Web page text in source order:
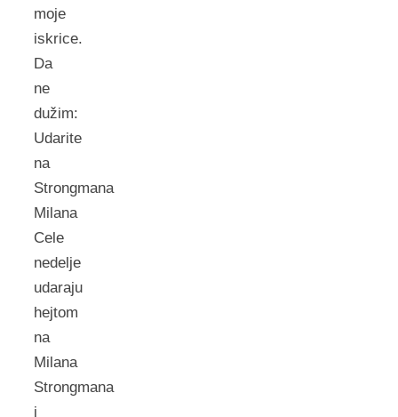
moje
iskrice.
Da
ne
dužim:
Udarite
na
Strongmana
Milana
Cele
nedelje
udaraju
hejtom
na
Milana
Strongmana
i